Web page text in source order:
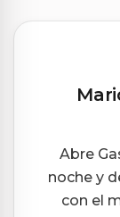
Abre
noche y
con el